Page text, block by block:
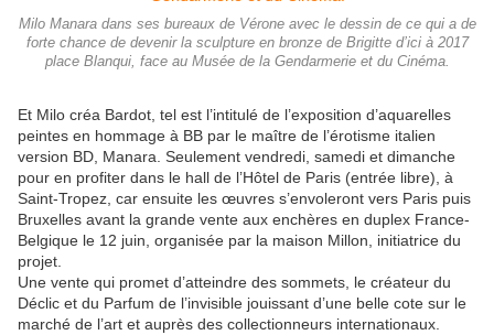
Milo Manara dans ses bureaux de Vérone avec le dessin de ce qui a de
forte chance de devenir la sculpture en bronze de Brigitte d’ici à 2017
place Blanqui, face au Musée de la Gendarmerie et du Cinéma.
Et Milo créa Bardot, tel est l’intitulé de l’exposition d’aquarelles
peintes en hommage à BB par le maître de l’érotisme italien
version BD, Manara. Seulement vendredi, samedi et dimanche
pour en profiter dans le hall de l’Hôtel de Paris (entrée libre), à
Saint-Tropez, car ensuite les œuvres s’envoleront vers Paris puis
Bruxelles avant la grande vente aux enchères en duplex France-
Belgique le 12 juin, organisée par la maison Millon, initiatrice du
projet.
Une vente qui promet d’atteindre des sommets, le créateur du
Déclic et du Parfum de l’invisible jouissant d’une belle cote sur le
marché de l’art et auprès des collectionneurs internationaux.